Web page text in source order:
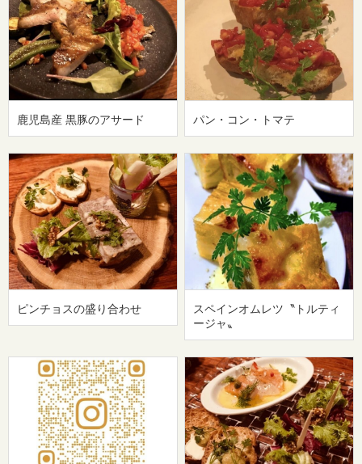
鹿児島産 黒豚のアサード パン・コン・トマテ
ピンチョスの盛り合わせ
スペインオムレツ〝トルティ
ージャ〟